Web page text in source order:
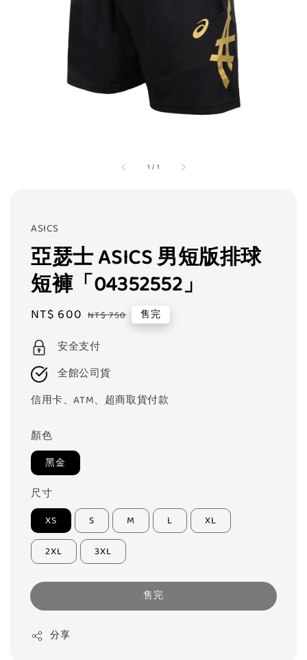
1 / 1
ASICS
亞瑟士 ASICS 男短版排球
短褲「04352552」
Sale
NT$ 600 Regular
NT$ 750 售完
安全支付
全館公司貨
信用卡、ATM、超商取貨付款
顏色
黑金
尺寸
XS S M L XL
2XL 3XL
售完
分享